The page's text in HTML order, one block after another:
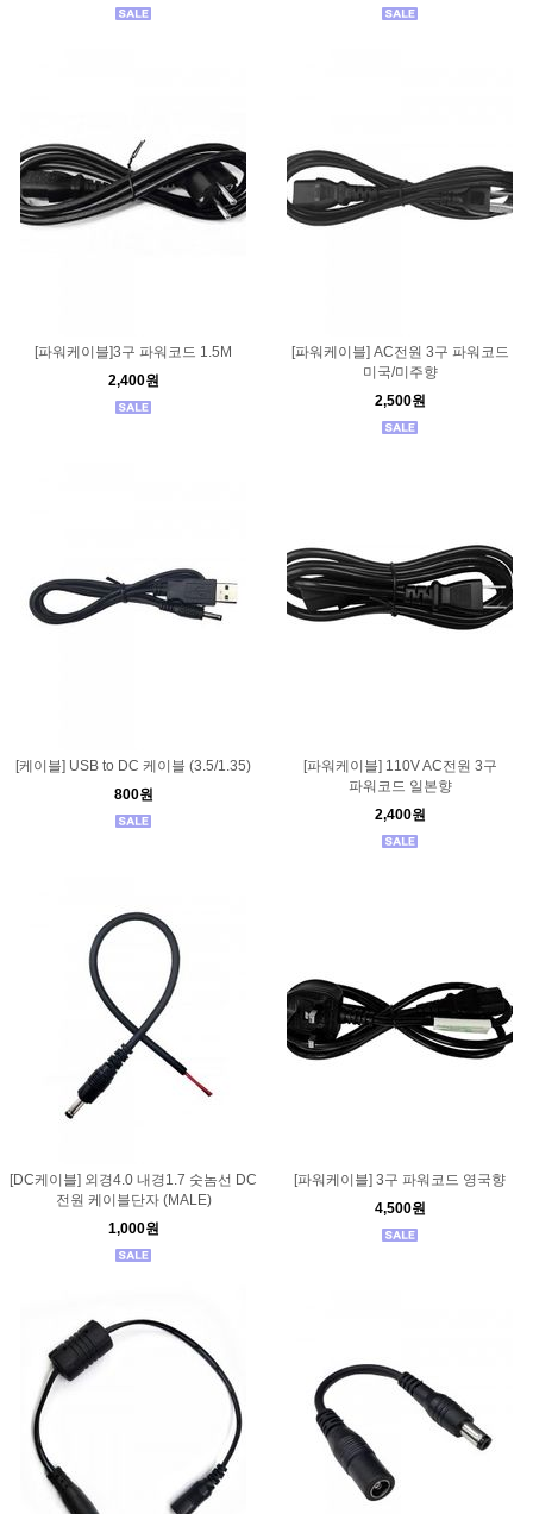
[파워케이블]3구 파워코드 1.5M
2,400원
[파워케이블] AC전원 3구 파워코드
미국/미주향
2,500원
[케이블] USB to DC 케이블 (3.5/1.35)
800원
[파워케이블] 110V AC전원 3구
파워코드 일본향
2,400원
[DC케이블] 외경4.0 내경1.7 숫놈선 DC
전원 케이블단자 (MALE)
1,000원
[파워케이블] 3구 파워코드 영국향
4,500원